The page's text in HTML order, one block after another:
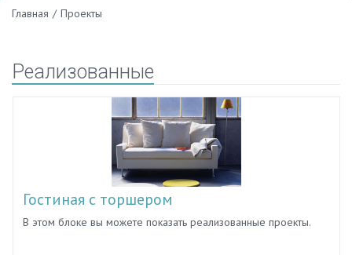
Главная / Проекты
Реализованные
Гостиная с торшером
В этом блоке вы можете показать реализованные проекты.